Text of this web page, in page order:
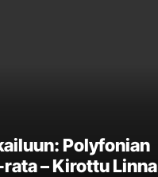
Polyfonian
– Kirottu Linna